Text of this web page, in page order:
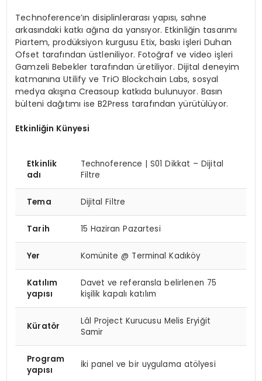
Technoference’ın disiplinlerarası yapısı, sahne
arkasındaki katkı ağına da yansıyor. Etkinliğin tasarımı
Piartem, prodüksiyon kurgusu Etix, baskı işleri Duhan
Ofset tarafından üstleniliyor. Fotoğraf ve video işleri
Gamzeli Bebekler tarafından üretiliyor. Dijital deneyim
katmanına Utilify ve TriO Blockchain Labs, sosyal
medya akışına Creasoup katkıda bulunuyor. Basın
bülteni dağıtımı ise B2Press tarafından yürütülüyor.
Etkinliğin Künyesi
Etkinlik
adı
Technoference | S01 Dikkat – Dijital
Filtre
Tema Dijital Filtre
Tarih 15 Haziran Pazartesi
Yer Komünite @ Terminal Kadıköy
Katılım
yapısı
Davet ve referansla belirlenen 75
kişilik kapalı katılım
Küratör
Lâl Project Kurucusu Melis Eryiğit
Samir
Program
yapısı
İki panel ve bir uygulama atölyesi